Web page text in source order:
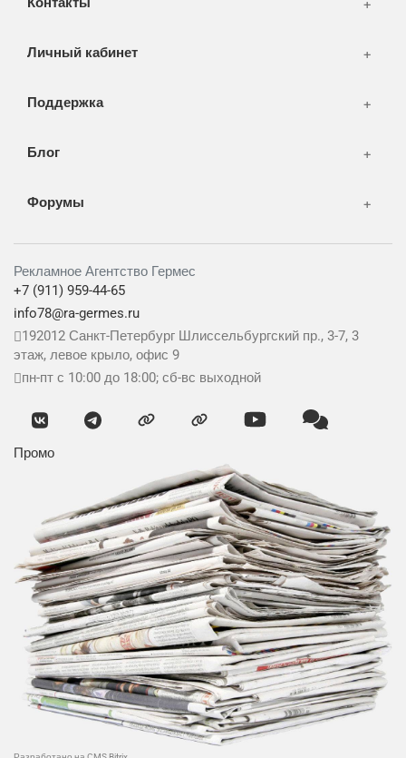
Личный кабинет
Поддержка
Блог
Форумы
Рекламное Агентство Гермес
+7 (911) 959-44-65
info78@ra-germes.ru
192012 Санкт-Петербург Шлиссельбургский пр., 3-7, 3
этаж, левое крыло, офис 9
пн-пт с 10:00 до 18:00; сб-вс выходной
Промо